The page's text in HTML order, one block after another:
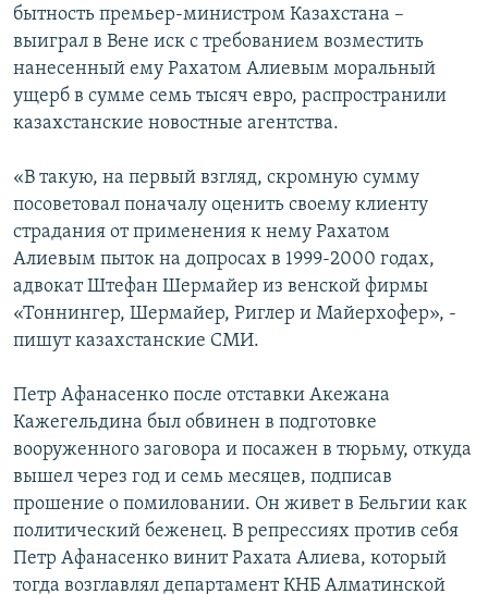
бытность премьер-министром Казахстана –
выиграл в Вене иск с требованием возместить
нанесенный ему Рахатом Алиевым моральный
ущерб в сумме семь тысяч евро, распространили
казахстанские новостные агентства.
«В такую, на первый взгляд, скромную сумму
посоветовал поначалу оценить своему клиенту
страдания от применения к нему Рахатом
Алиевым пыток на допросах в 1999-2000 годах,
адвокат Штефан Шермайер из венской фирмы
«Тоннингер, Шермайер, Риглер и Майерхофер», -
пишут казахстанские СМИ.
Петр Афанасенко после отставки Акежана
Кажегельдина был обвинен в подготовке
вооруженного заговора и посажен в тюрьму, откуда
вышел через год и семь месяцев, подписав
прошение о помиловании. Он живет в Бельгии как
политический беженец. В репрессиях против себя
Петр Афанасенко винит Рахата Алиева, который
тогда возглавлял департамент КНБ Алматинской